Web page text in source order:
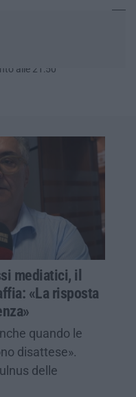
alle 21:50
mediatici, il
«La risposta
quando le
disattese».
delle